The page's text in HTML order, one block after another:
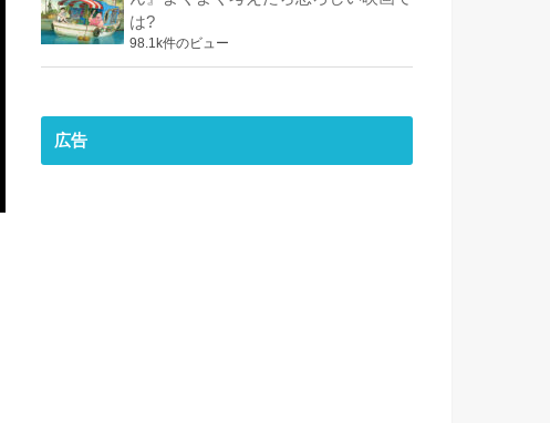
は?
98.1k件のビュー
広告